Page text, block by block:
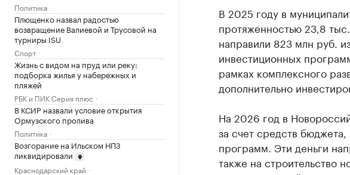
Политика
Плющенко назвал радостью
возвращение Валиевой и Трусовой на
турниры ISU
Спорт
Жизнь с видом на пруд или реку:
подборка жилья у набережных и
пляжей
РБК и ПИК Серия плюс
В КСИР назвали условие открытия
Ормузского пролива
Политика
Возгорание на Ильском НПЗ
ликвидировали
Краснодарский край
В 2025 году в
протяженностью 23,8
направили 823 млн руб.
инвестиционных
рамках комплексного
дополнительно
На 2026 год в
за счет средств
программ. Эти деньги
также на строительство